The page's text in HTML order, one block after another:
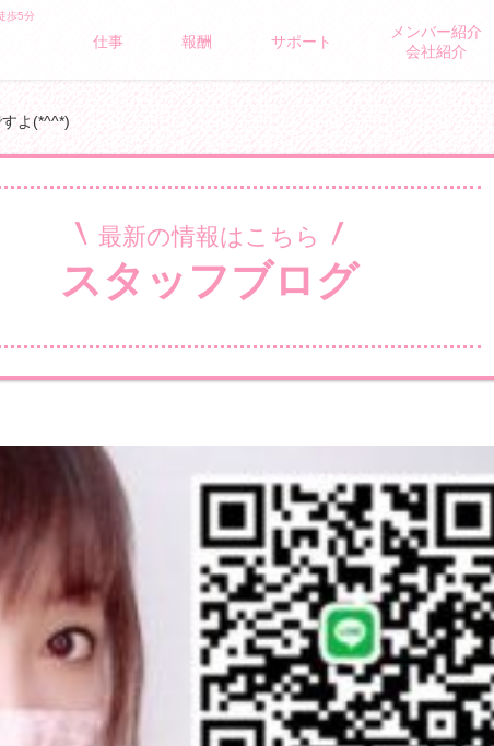
歩5分
/">GLAMOROUS BRAND
仕事 報酬 サポート
メンバー紹介
会社紹介
よ(*^^*)
最新の情報はこちら
スタッフブログ